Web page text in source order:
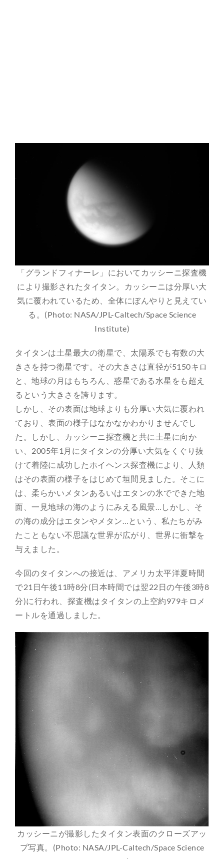
「グランドフィナーレ」においてカッシーニ探査機
により撮影されたタイタン。カッシーニは分厚い大
気に覆われているため、全体にぼんやりと見えてい
る。(Photo: NASA/JPL-Caltech/Space Science
Institute)
タイタンは土星最大の衛星で、太陽系でも有数の大
きさを持つ衛星です。その大きさは直径が5150キロ
と、地球の月はもちろん、惑星である水星をも超え
るという大きさを誇ります。
しかし、その表面は地球よりも分厚い大気に覆われ
ており、表面の様子はなかなかわかりませんでし
た。しかし、カッシーニ探査機と共に土星に向か
い、2005年1月にタイタンの分厚い大気をくぐり抜
けて着陸に成功したホイヘンス探査機により、人類
はその表面の様子をはじめて垣間見ました。そこに
は、柔らかいメタンあるいはエタンの氷でできた地
面、一見地球の海のようにみえる風景…しかし、そ
の海の成分はエタンやメタン…という、私たちがみ
たこともない不思議な世界が広がり、世界に衝撃を
与えました。
今回のタイタンへの接近は、アメリカ太平洋夏時間
で21日午後11時8分(日本時間では翌22日の午後3時8
分)に行われ、探査機はタイタンの上空約979キロメ
ートルを通過しました。
カッシーニが撮影したタイタン表面のクローズアッ
プ写真。(Photo: NASA/JPL-Caltech/Space Science